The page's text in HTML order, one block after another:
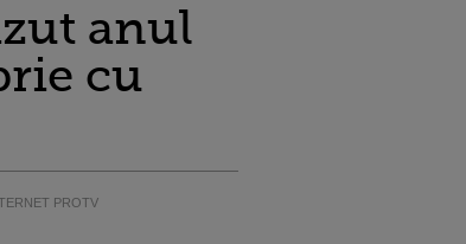
anul
cu
PROTV